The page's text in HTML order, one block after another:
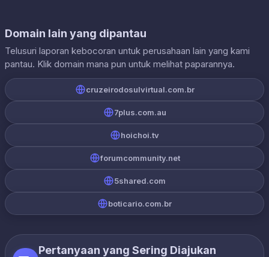
Domain lain yang dipantau
Telusuri laporan kebocoran untuk perusahaan lain yang kami
pantau. Klik domain mana pun untuk melihat paparannya.
cruzeirodosulvirtual.com.br
7plus.com.au
hoichoi.tv
forumcommunity.net
5shared.com
boticario.com.br
Pertanyaan yang Sering Diajukan